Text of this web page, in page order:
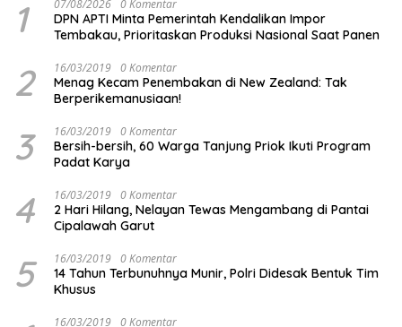
1 07/08/2026 0 Komentar
DPN APTI Minta Pemerintah Kendalikan Impor
Tembakau, Prioritaskan Produksi Nasional Saat Panen
2 16/03/2019 0 Komentar
Menag Kecam Penembakan di New Zealand: Tak
Berperikemanusiaan!
3 16/03/2019 0 Komentar
Bersih-bersih, 60 Warga Tanjung Priok Ikuti Program
Padat Karya
4 16/03/2019 0 Komentar
2 Hari Hilang, Nelayan Tewas Mengambang di Pantai
Cipalawah Garut
5 16/03/2019 0 Komentar
14 Tahun Terbunuhnya Munir, Polri Didesak Bentuk Tim
Khusus
16/03/2019 0 Komentar